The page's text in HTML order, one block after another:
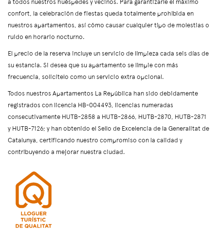
a todos nuestros huéspedes y vecinos. Para garantizarle el máximo
confort, la celebración de fiestas queda totalmente prohibida en
nuestros apartamentos, así cómo causar cualquier tipo de molestias o
ruido en horario nocturno.
El precio de la reserva incluye un servicio de limpieza cada seis días de
su estancia. Si desea que su apartamento se limpie con más
frecuencia, solicítelo como un servicio extra opcional.
Todos nuestros Apartamentos La República han sido debidamente
registrados con licencia HB-004493, licencias numeradas
consecutivamente HUTB-2858 a HUTB-2866, HUTB-2870, HUTB-2871
y HUTB-7126; y han obtenido el Sello de Excelencia de la Generalitat de
Catalunya, certificando nuestro compromiso con la calidad y
contribuyendo a mejorar nuestra ciudad.